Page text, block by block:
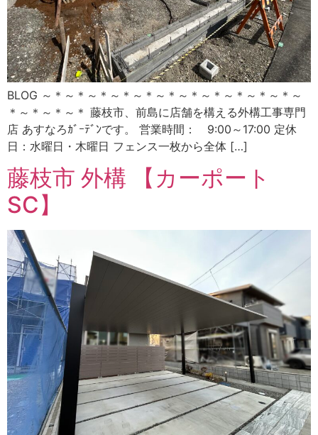
BLOG ～＊～＊～＊～＊～＊～＊～＊～＊～＊～＊～＊～
＊～＊～＊～＊ 藤枝市、前島に店舗を構える外構工事専門
店 あすなろｶﾞｰﾃﾞﾝです。 営業時間： 9:00～17:00 定休
日：水曜日・木曜日 フェンス一枚から全体 […]
藤枝市 外構 【カーポート
SC】